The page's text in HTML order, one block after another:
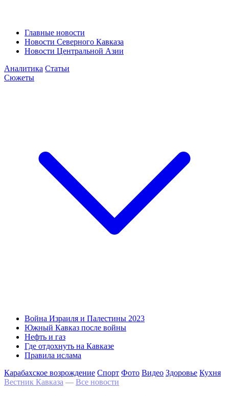
Главные новости
Новости Северного Кавказа
Новости Центральной Азии
Аналитика Статьи
Сюжеты
Война Израиля и Палестины 2023
Южный Кавказ после войны
Нефть и газ
Где отдохнуть на Кавказе
Правила ислама
Карабахское возрождение Спорт Фото Видео Здоровье Кухня
Вестник Кавказа — Все новости